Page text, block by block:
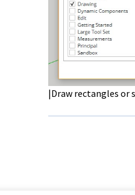
|Draw rectangles or